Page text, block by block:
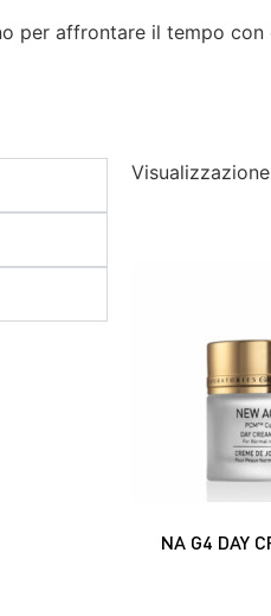
per affrontare il tempo con
NA G4 DAY